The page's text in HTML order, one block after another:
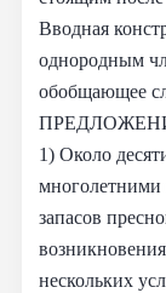
Вводная
однородным
обобщающее
1) Около
многолетними
запасов
нескольких